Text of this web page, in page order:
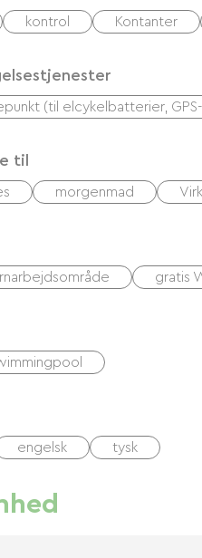
kontrol Kontanter
(til elcykelbatterier,
til
morgenmad
gratis
engelsk tysk